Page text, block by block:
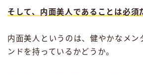
そして、 内面美人であることは必須
内面美人というのは、健やかなメン
ンドを持っているかどうか。